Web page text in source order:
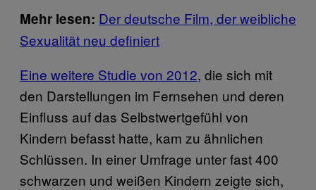
Mehr lesen: Der deutsche Film, der weibliche
Sexualität neu definiert
Eine weitere Studie von 2012, die sich mit
den Darstellungen im Fernsehen und deren
Einfluss auf das Selbstwertgefühl von
Kindern befasst hatte, kam zu ähnlichen
Schlüssen. In einer Umfrage unter fast 400
schwarzen und weißen Kindern zeigte sich,